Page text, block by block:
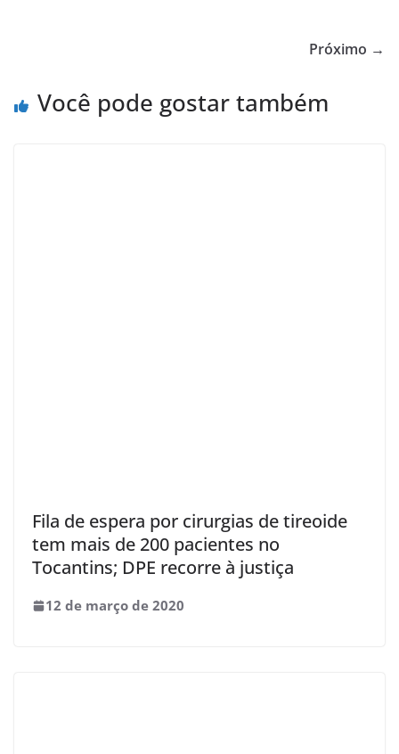
Próximo →
Você pode gostar também
Fila de espera por cirurgias de tireoide
tem mais de 200 pacientes no
Tocantins; DPE recorre à justiça
12 de março de 2020